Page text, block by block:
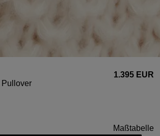
Pullover
1.395 EUR
Maßtabelle